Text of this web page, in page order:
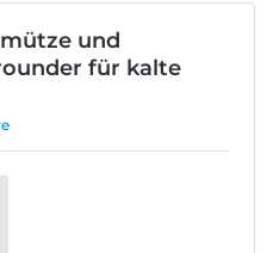
und
für kalte